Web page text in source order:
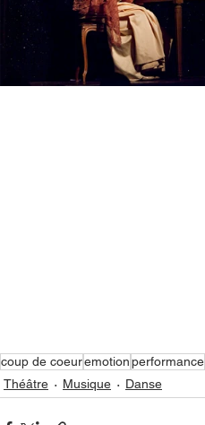
coup de coeuremotionperformance
Théâtre
Musique Danse